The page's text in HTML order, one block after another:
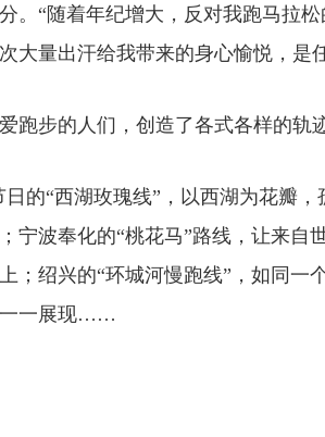
。“随着年纪增大，反对我跑马拉
大量出汗给我带来的身心愉悦，是
步的人们，创造了各式各样的轨迹
的“西湖玫瑰线”，以西湖为花瓣，
宁波奉化的“桃花马”路线，让来自
；绍兴的“环城河慢跑线”，如同一
一一展现……